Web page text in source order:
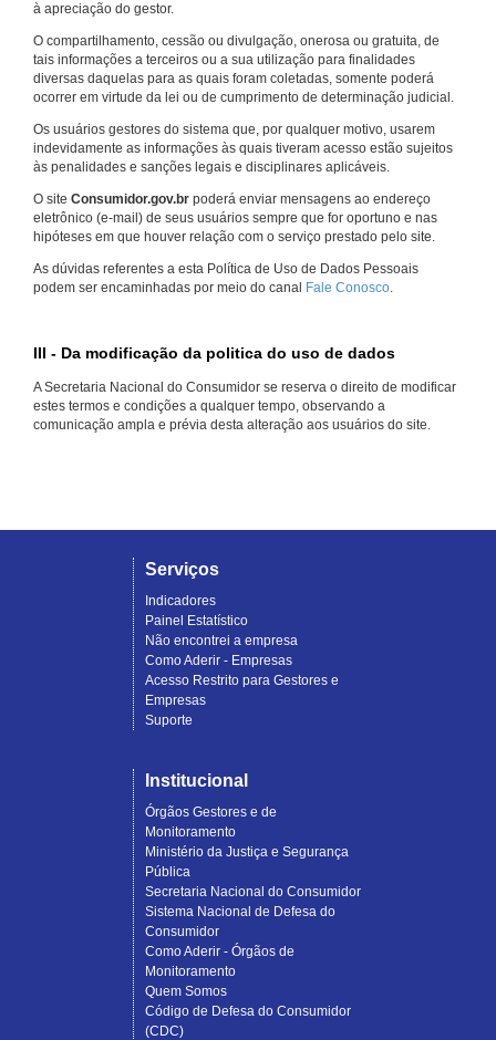
à apreciação do gestor.
O compartilhamento, cessão ou divulgação, onerosa ou gratuita, de
tais informações a terceiros ou a sua utilização para finalidades
diversas daquelas para as quais foram coletadas, somente poderá
ocorrer em virtude da lei ou de cumprimento de determinação judicial.
Os usuários gestores do sistema que, por qualquer motivo, usarem
indevidamente as informações às quais tiveram acesso estão sujeitos
às penalidades e sanções legais e disciplinares aplicáveis.
O site Consumidor.gov.br poderá enviar mensagens ao endereço
eletrônico (e-mail) de seus usuários sempre que for oportuno e nas
hipóteses em que houver relação com o serviço prestado pelo site.
As dúvidas referentes a esta Política de Uso de Dados Pessoais
podem ser encaminhadas por meio do canal Fale Conosco.
III - Da modificação da politica do uso de dados
A Secretaria Nacional do Consumidor se reserva o direito de modificar
estes termos e condições a qualquer tempo, observando a
comunicação ampla e prévia desta alteração aos usuários do site.
Serviços
Indicadores
Painel Estatístico
Não encontrei a empresa
Como Aderir - Empresas
Acesso Restrito para Gestores e
Empresas
Suporte
Institucional
Órgãos Gestores e de
Monitoramento
Ministério da Justiça e Segurança
Pública
Secretaria Nacional do Consumidor
Sistema Nacional de Defesa do
Consumidor
Como Aderir - Órgãos de
Monitoramento
Quem Somos
Código de Defesa do Consumidor
(CDC)